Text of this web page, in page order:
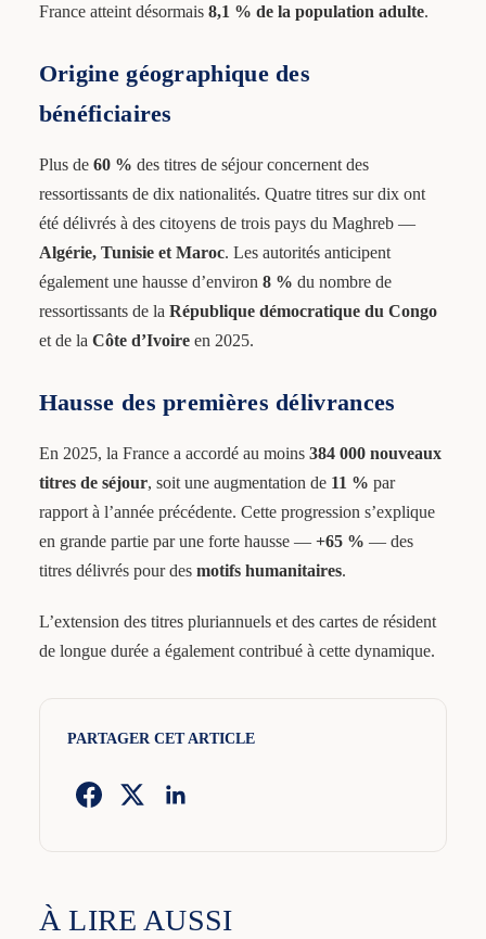
France atteint désormais 8,1 % de la population adulte.
Origine géographique des
bénéficiaires
Plus de 60 % des titres de séjour concernent des
ressortissants de dix nationalités. Quatre titres sur dix ont
été délivrés à des citoyens de trois pays du Maghreb —
Algérie, Tunisie et Maroc. Les autorités anticipent
également une hausse d’environ 8 % du nombre de
ressortissants de la République démocratique du Congo
et de la Côte d’Ivoireen 2025.
Hausse des premières délivrances
En 2025, la France a accordé au moins 384 000 nouveaux
titres de séjour, soit une augmentation de 11 % par
rapport à l’année précédente. Cette progression s’explique
en grande partie par une forte hausse — +65 % — des
titres délivrés pour des motifs humanitaires.
L’extension des titres pluriannuels et des cartes de résident
de longue durée a également contribué à cette dynamique.
PARTAGER CET ARTICLE
À LIRE AUSSI